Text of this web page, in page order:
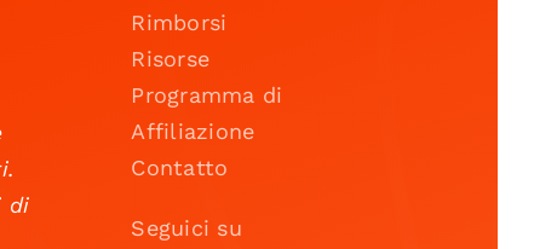
di
Rimborsi
Risorse
Programma di
Affiliazione
Contatto
Seguici su